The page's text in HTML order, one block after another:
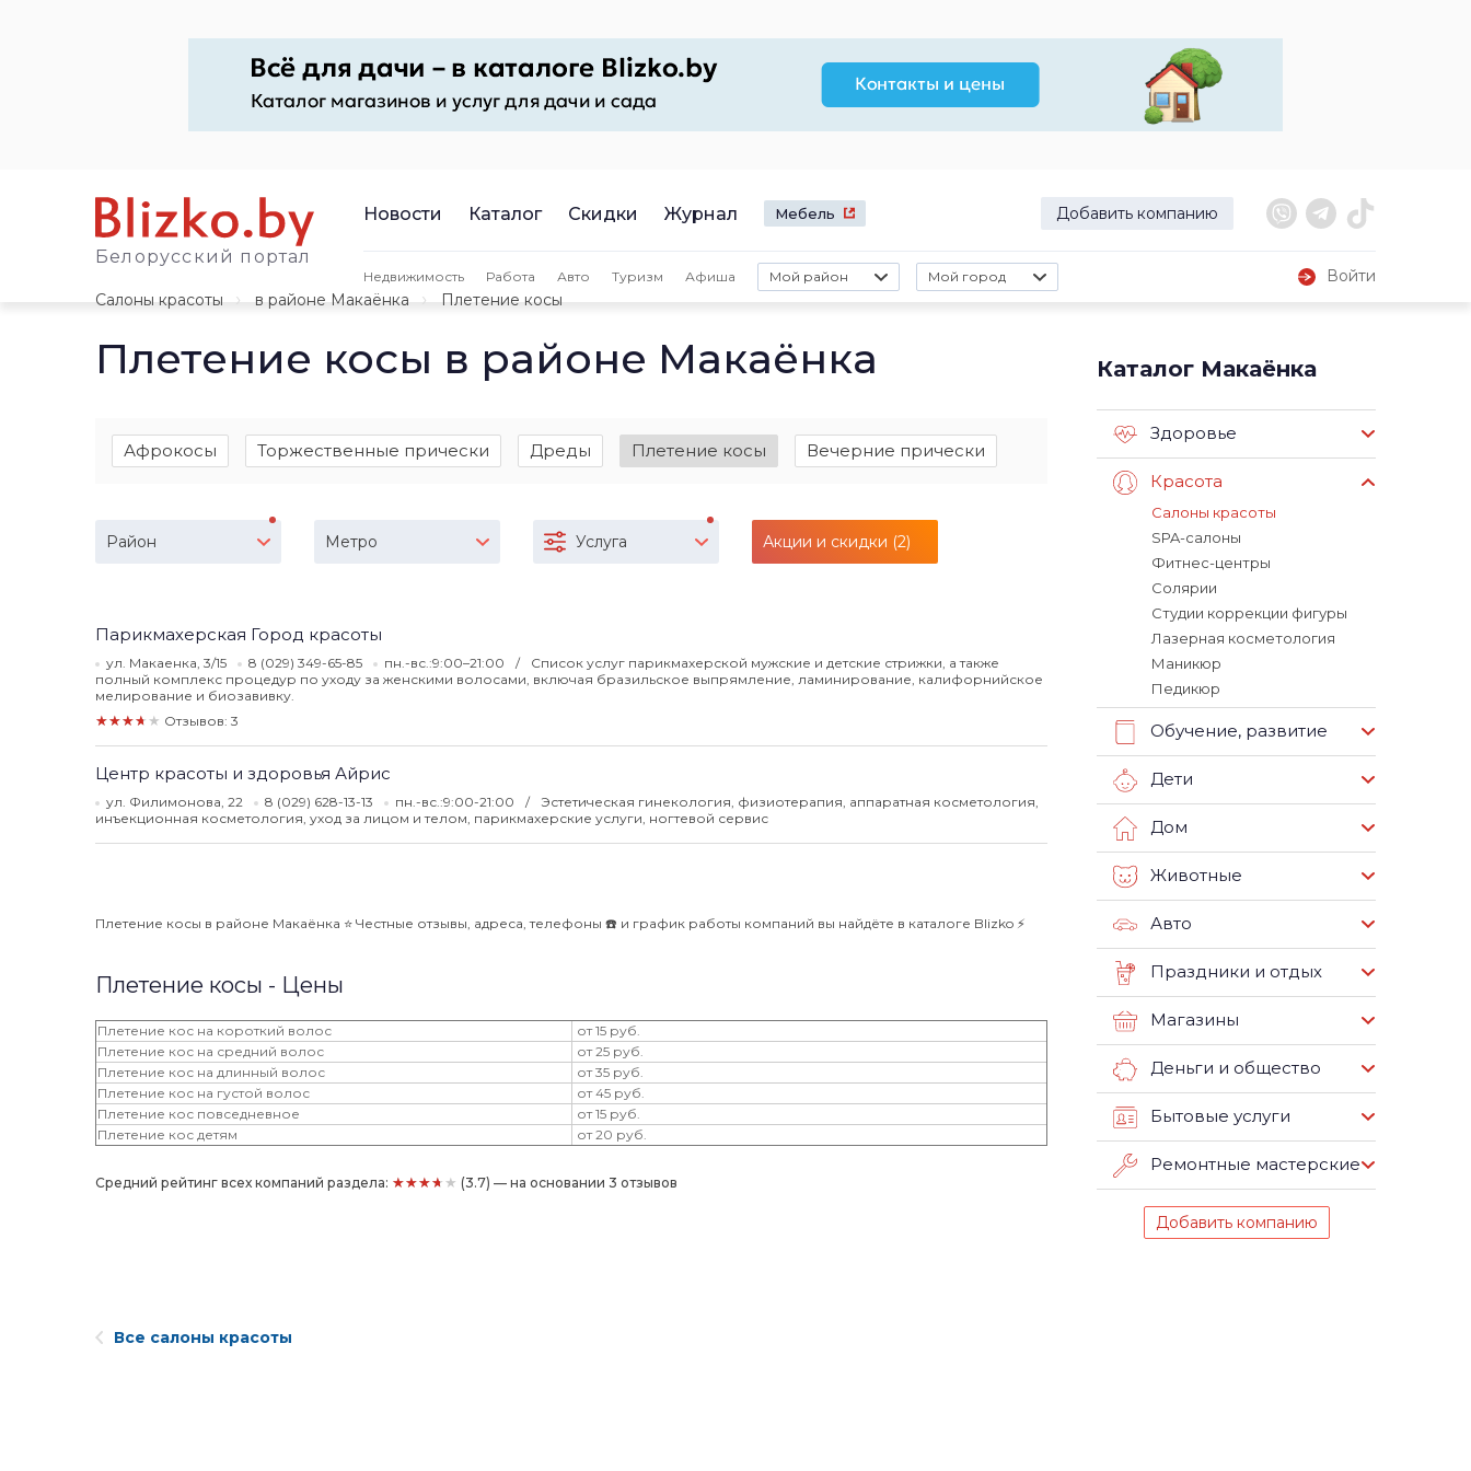
Белорусский портал
Новости Каталог Скидки Журнал Мебель Добавить компанию
Недвижимость Работа Авто Туризм Афиша Мой район Мой город
Войти
Салоны красоты
в районе Макаёнка Плетение косы
Плетение косы в районе Макаёнка
Афрокосы Торжественные прически Дреды Плетение косы Вечерние прически
Район Метро Услуга Акции и скидки (2)
Парикмахерская Город красоты
ул. Макаенка, 3/15 8 (029) 349-65-85 пн.-вс.:9:00–21:00
Список услуг парикмахерской мужские и детские стрижки, а также
полный комплекс процедур по уходу за женскими волосами, включая бразильское выпрямление, ламинирование, калифорнийское
мелирование и биозавивку.
★★★★★ Отзывов: 3
Центр красоты и здоровья Айрис
ул. Филимонова, 22 8 (029) 628-13-13 пн.-вс.:9:00-21:00
Эстетическая гинекология, физиотерапия, аппаратная косметология,
инъекционная косметология, уход за лицом и телом, парикмахерские услуги, ногтевой сервис
Плетение косы в районе Макаёнка ⭐️ Честные отзывы, адреса, телефоны ☎️ и график работы компаний вы найдёте в каталоге Blizko ⚡️
Плетение косы - Цены
Плетение кос на короткий волос
от 15 руб.
Плетение кос на средний волос
от 25 руб.
Плетение кос на длинный волос
от 35 руб.
Плетение кос на густой волос
от 45 руб.
Плетение кос повседневное
от 15 руб.
Плетение кос детям
от 20 руб.
Средний рейтинг всех компаний раздела: ★★★★★ (3.7) — на основании 3 отзывов
Каталог Макаёнка
Здоровье
Красота
Салоны красоты
SPA-салоны
Фитнес-центры
Солярии
Студии коррекции фигуры
Лазерная косметология
Маникюр
Педикюр
Обучение, развитие
Дети
Дом
Животные
Авто
Праздники и отдых
Магазины
Деньги и общество
Бытовые услуги
Ремонтные мастерские
Добавить компанию
Все салоны красоты